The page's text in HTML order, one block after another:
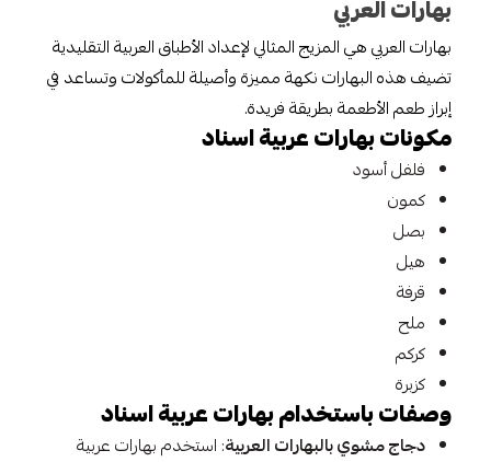
بهارات العربي
بهارات العربي هي المزيج المثالي لإعداد الأطباق العربية التقليدية
تضيف هذه البهارات نكهة مميزة وأصيلة للمأكولات وتساعد في
إبراز طعم الأطعمة بطريقة فريدة.
مكونات بهارات عربية اسناد
فلفل أسود
كمون
بصل
هيل
قرفة
ملح
كركم
كزبرة
وصفات باستخدام بهارات عربية اسناد
دجاج مشوي بالبهارات العربية: استخدم بهارات عربية